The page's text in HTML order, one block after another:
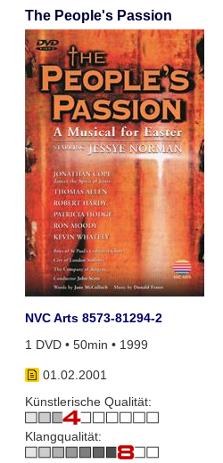
The People's Passion
NVC Arts 8573-81294-2
1 DVD • 50min • 1999
01.02.2001
Künstlerische Qualität:
Klangqualität: